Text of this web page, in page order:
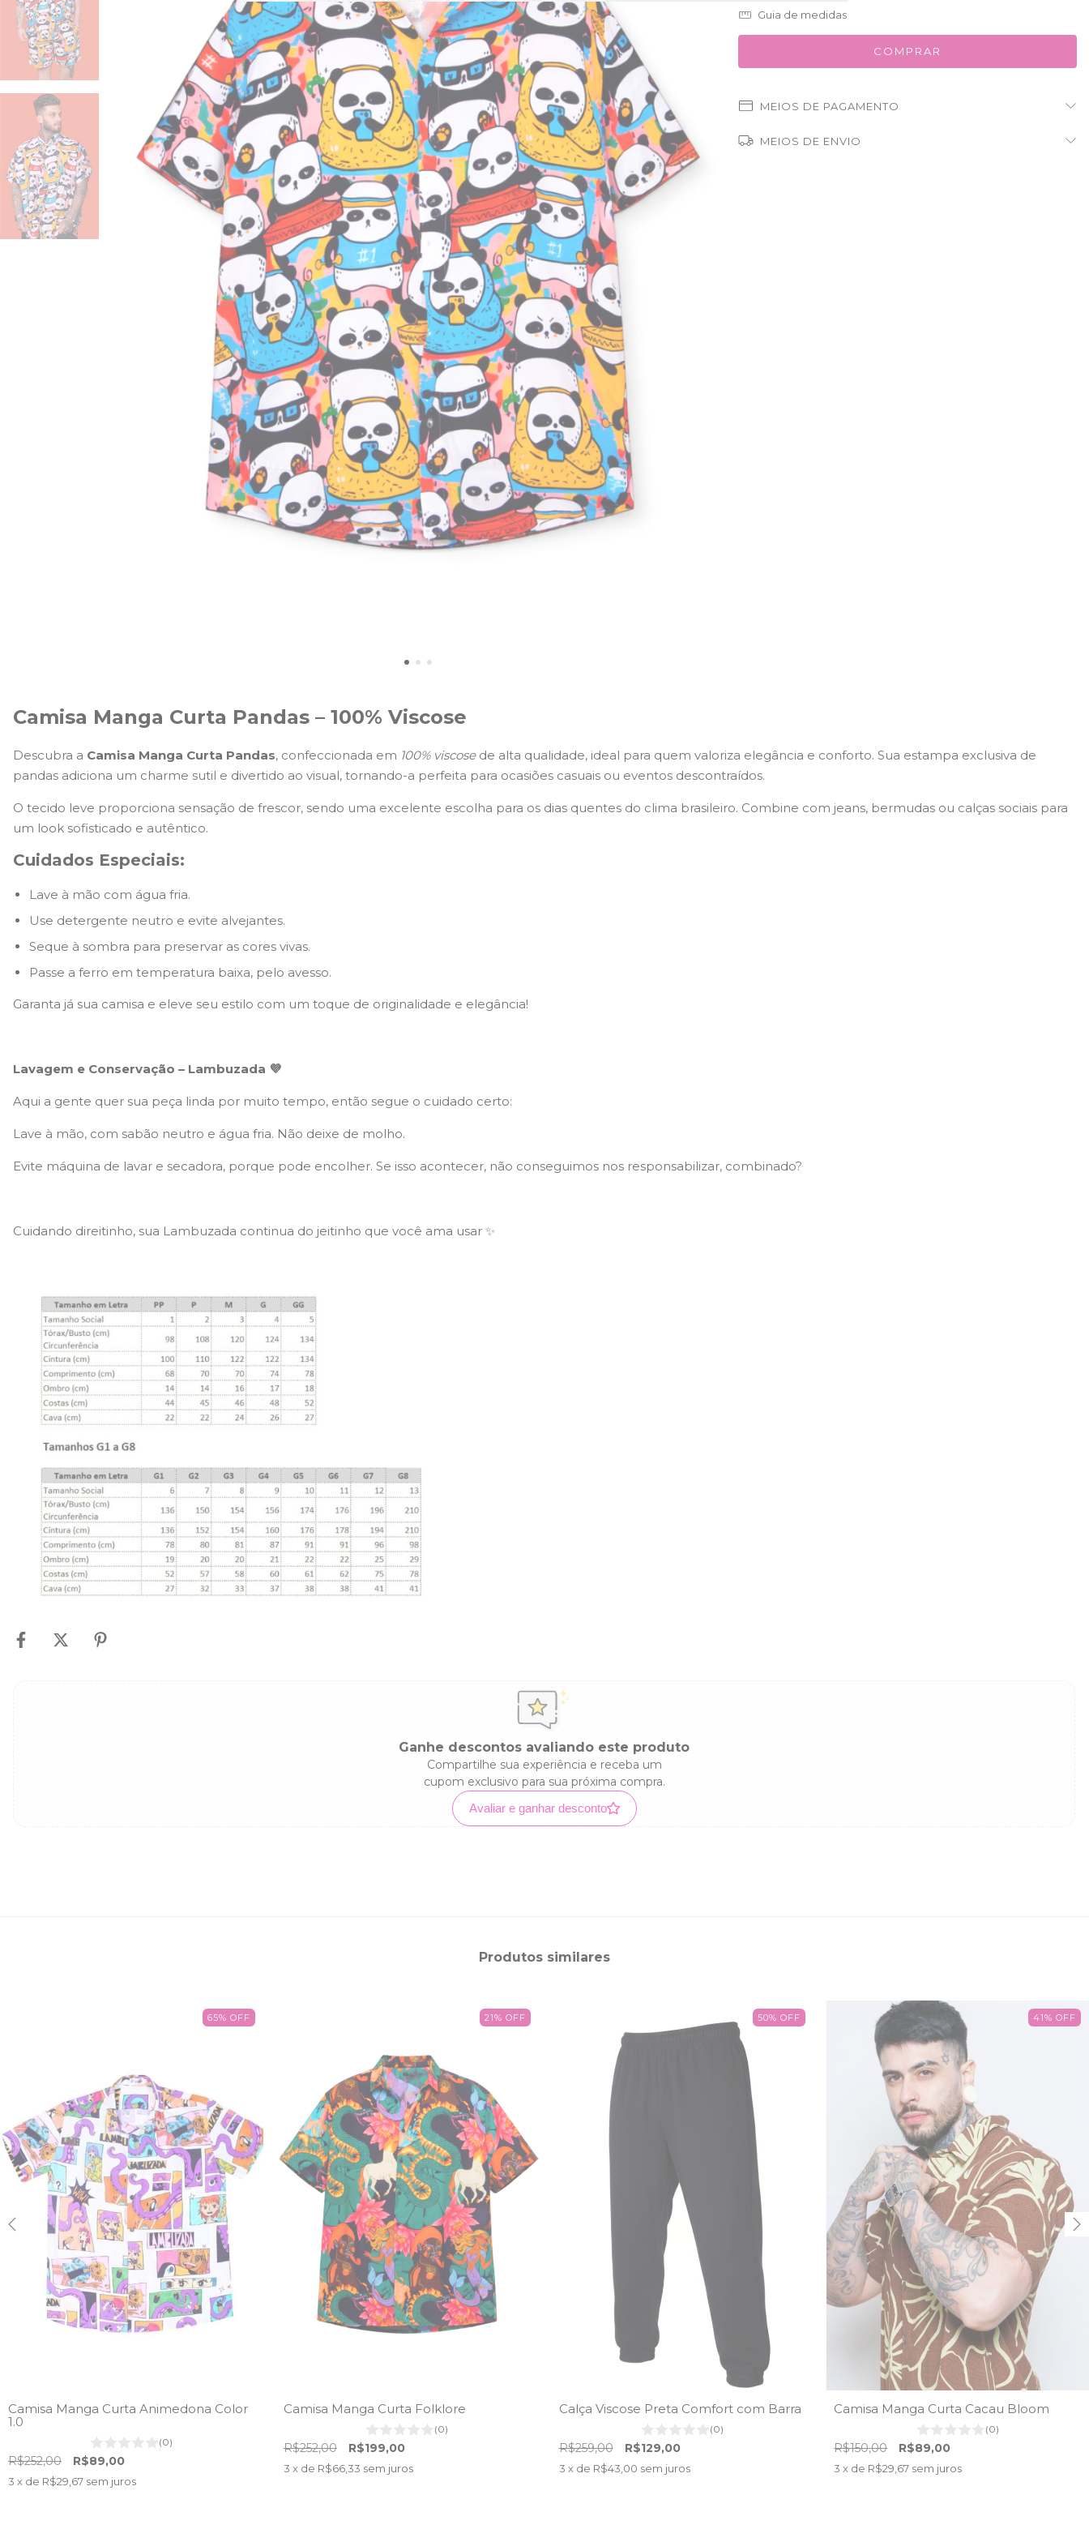
Guia de medidas
MEIOS DE PAGAMENTO
MEIOS DE ENVIO
Camisa Manga Curta Pandas – 100% Viscose
Descubra a Camisa Manga Curta Pandas, confeccionada em 100% viscosede alta qualidade, ideal para quem valoriza elegância e conforto. Sua estampa exclusiva de
pandas adiciona um charme sutil e divertido ao visual, tornando-a perfeita para ocasiões casuais ou eventos descontraídos.
O tecido leve proporciona sensação de frescor, sendo uma excelente escolha para os dias quentes do clima brasileiro. Combine com jeans, bermudas ou calças sociais para
um look sofisticado e autêntico.
Cuidados Especiais:
Lave à mão com água fria.
Use detergente neutro e evite alvejantes.
Seque à sombra para preservar as cores vivas.
Passe a ferro em temperatura baixa, pelo avesso.
Garanta já sua camisa e eleve seu estilo com um toque de originalidade e elegância!
Lavagem e Conservação – Lambuzada 💜
Aqui a gente quer sua peça linda por muito tempo, então segue o cuidado certo:
Lave à mão, com sabão neutro e água fria. Não deixe de molho.
Evite máquina de lavar e secadora, porque pode encolher. Se isso acontecer, não conseguimos nos responsabilizar, combinado?
Cuidando direitinho, sua Lambuzada continua do jeitinho que você ama usar ✨
Ganhe descontos avaliando este produto
Compartilhe sua experiência e receba um
cupom exclusivo para sua próxima compra.
Avaliar e ganhar desconto
Produtos similares
65% OFF
Camisa Manga Curta Animedona Color
1.0
(0)
R$252,00 R$89,00
3 x de R$29,67 sem juros
21% OFF
Camisa Manga Curta Folklore
(0)
R$252,00 R$199,00
3 x de R$66,33 sem juros
50%OFF
Calça Viscose Preta Comfort com Barra
(0)
R$259,00 R$129,00
3 x de R$43,00 sem juros
41% OFF
Camisa Manga Curta Cacau Bloom
(0)
R$150,00 R$89,00
3 x de R$29,67 sem juros